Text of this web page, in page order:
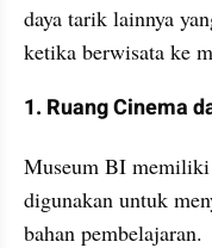
daya tarik lainnya
ketika berwisata ke
1. Ruang Cinema
Museum BI memiliki
digunakan untuk
bahan pembelajaran.